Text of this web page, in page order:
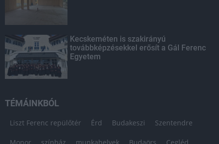
Kecskeméten is szakirányú
továbbképzésekkel erősít a Gál Ferenc
Egyetem
TÉMÁINKBÓL
Liszt Ferenc repülőtér Érd Budakeszi Szentendre